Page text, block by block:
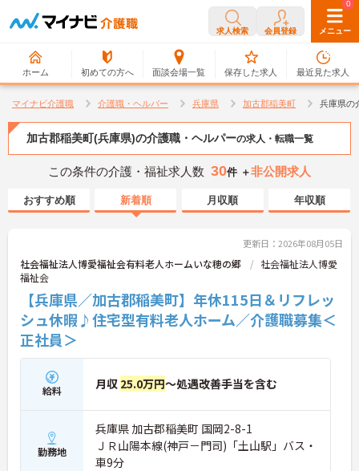
求人検索 会員登録 メニュー
ホーム 初めての方へ 面談会場一覧
0
保存した求人
0
最近見た求人
マイナビ介護職 介護職・ヘルパー 兵庫県 加古郡稲美町 兵庫県の
加古郡稲美町(兵庫県)の介護職・ヘルパーの求人・転職一覧
この条件の介護・福祉求人数 30件 ＋非公開求人
おすすめ順 新着順 月収順 年収順
更新日：2026年08月05日
社会福祉法人博愛福祉会有料老人ホームいな穂の郷
社会福祉法人博愛
福祉会
【兵庫県／加古郡稲美町】年休115日＆リフレッ
シュ休暇♪住宅型有料老人ホーム／介護職募集＜
正社員＞
給料 月収 25.0万円～処遇改善手当を含む
勤務地
兵庫県 加古郡稲美町 国岡2-8-1
ＪＲ山陽本線(神戸－門司)「土山駅」バス・
車9分